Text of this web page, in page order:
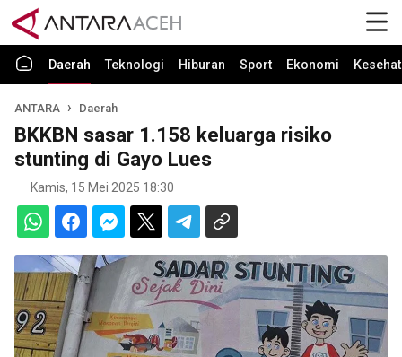
Daerah Teknologi Hiburan Sport Ekonomi
ANTARA Daerah
BKKBN sasar 1.158 keluarga risiko
stunting di Gayo Lues
Kamis, 15 Mei 2025 18:30